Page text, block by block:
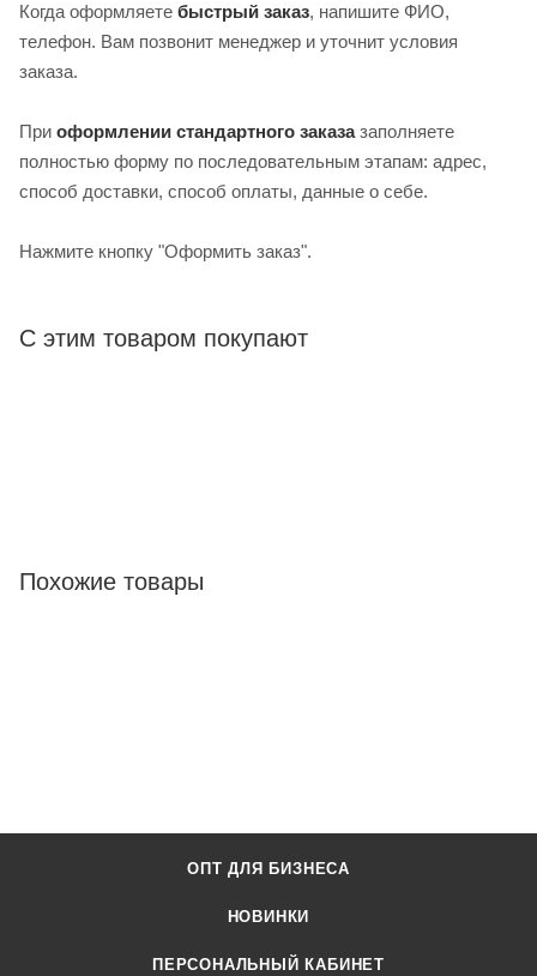
Когда оформляете быстрый заказ, напишите ФИО,
телефон. Вам позвонит менеджер и уточнит условия
заказа.
При оформлении стандартного заказа заполняете
полностью форму по последовательным этапам: адрес,
способ доставки, способ оплаты, данные о себе.
Нажмите кнопку "Оформить заказ".
С этим товаром покупают
Похожие товары
ОПТ ДЛЯ БИЗНЕСА
НОВИНКИ
ПЕРСОНАЛЬНЫЙ КАБИНЕТ